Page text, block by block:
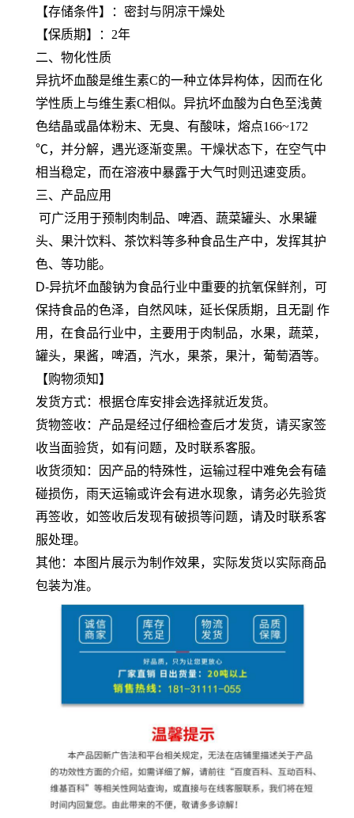
【存储条件】：密封与阴凉干燥处
【保质期】：2年
二、物化性质
异抗坏血酸是维生素C的一种立体异构体，因而在化
学性质上与维生素C相似。异抗坏血酸为白色至浅黄
色结晶或晶体粉末、无臭、有酸味，熔点166~172
℃，并分解，遇光逐渐变黑。干燥状态下，在空气中
相当稳定，而在溶液中暴露于大气时则迅速变质。
三、产品应用
可广泛用于预制肉制品、啤酒、蔬菜罐头、水果罐
头、果汁饮料、茶饮料等多种食品生产中，发挥其护
色、等功能。
D-异抗坏血酸钠为食品行业中重要的抗氧保鲜剂，可
保持食品的色泽，自然风味，延长保质期，且无副 作
用，在食品行业中，主要用于肉制品，水果，蔬菜，
罐头，果酱，啤酒，汽水，果茶，果汁，葡萄酒等。
【购物须知】
发货方式：根据仓库安排会选择就近发货。
货物签收：产品是经过仔细检查后才发货，请买家签
收当面验货，如有问题，及时联系客服。
收货须知：因产品的特殊性，运输过程中难免会有磕
碰损伤，雨天运输或许会有进水现象，请务必先验货
再签收，如签收后发现有破损等问题，请及时联系客
服处理。
其他：本图片展示为制作效果，实际发货以实际商品
包装为准。